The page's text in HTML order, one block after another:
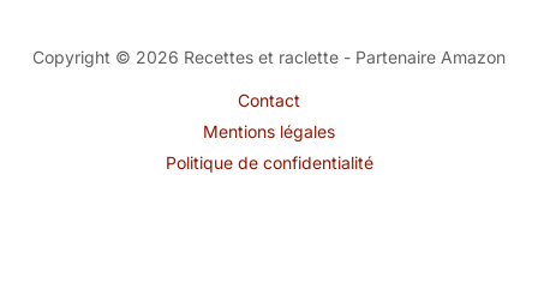
Copyright © 2026 Recettes et raclette - Partenaire Amazon
Contact
Mentions légales
Politique de confidentialité